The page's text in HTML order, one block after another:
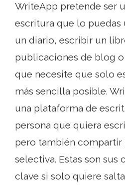
WriteApp pretende ser
escritura que lo puedas
un diario, escribir un
publicaciones de blog
que necesite que solo
más sencilla posible.
una plataforma de
persona que quiera
pero también compartir
selectiva. Estas son sus
clave si solo quiere